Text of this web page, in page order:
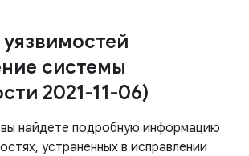
системы
2021-11-06)
найдете подробную информацию
устраненных в исправлении